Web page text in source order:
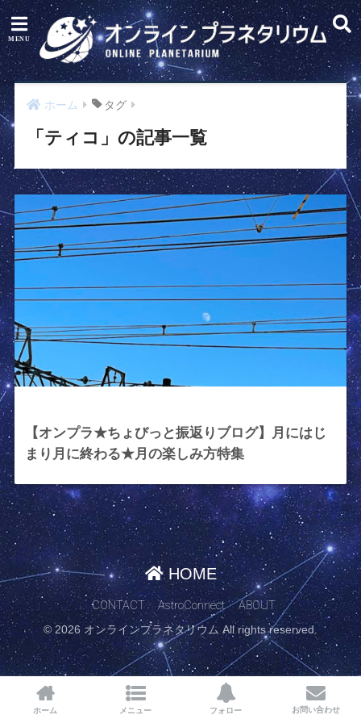
ホーム タグ
「ティコ」の記事一覧
【オンプラ★ちょびっと振返りブログ】月にはじ
まり月に終わる★月の楽しみ方特集
HOME
CONTACT AstroConnect ABOUT
© 2026 オンラインプラネタリウム All rights reserved.
ホーム メニュー フォロー お問い合わせ